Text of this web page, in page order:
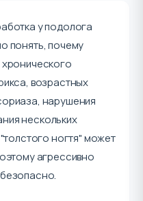
у подолога
понять, почему
возрастных
нарушения
нескольких
ногтя" может
агрессивно